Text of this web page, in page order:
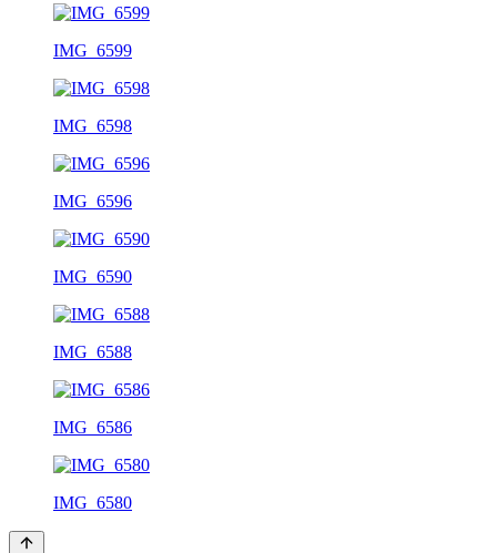
IMG_6599
IMG_6598
IMG_6596
IMG_6590
IMG_6588
IMG_6586
IMG_6580